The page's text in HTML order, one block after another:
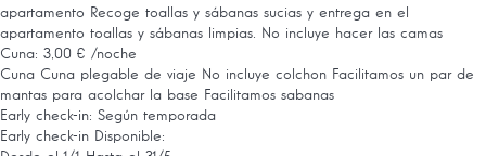
apartamento Recoge toallas y sábanas sucias y entrega en el
apartamento toallas y sábanas limpias. No incluye hacer las camas
Cuna: 3,00 € /noche
Cuna Cuna plegable de viaje No incluye colchon Facilitamos un par de
mantas para acolchar la base Facilitamos sabanas
Early check-in: Según temporada
Early check-in Disponible: